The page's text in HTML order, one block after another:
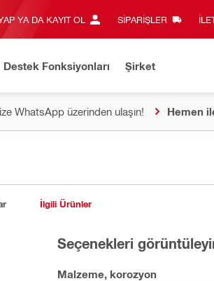
YA DA KAYIT OL SIPARIŞLER
Destek Fonksiyonları Şirket
WhatsApp üzerinden ulaşın! Hemen
İlgili Ürünler
Seçenekleri
Malzeme, korozyon